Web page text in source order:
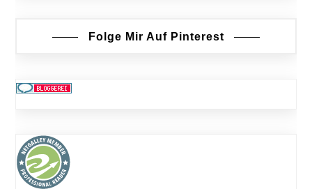
Folge Mir Auf Pinterest